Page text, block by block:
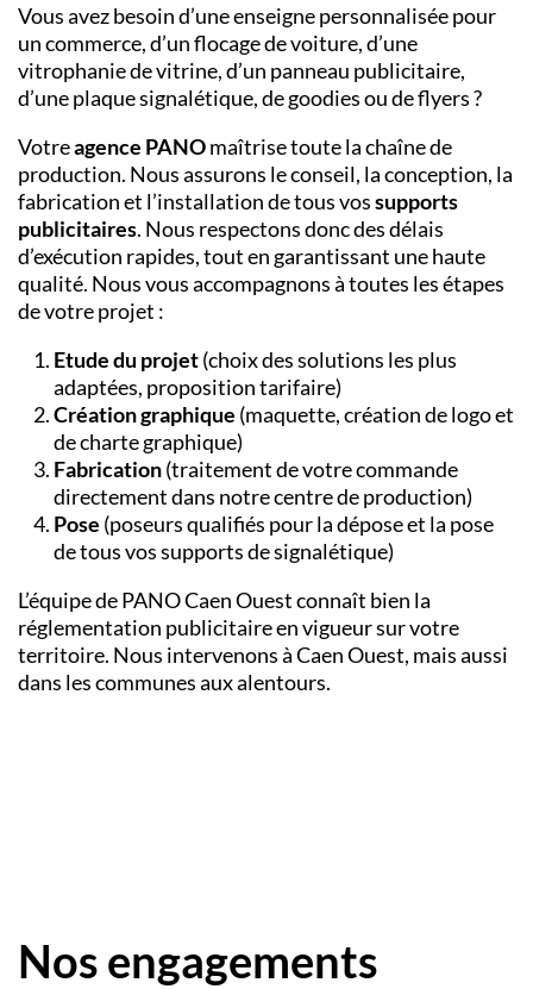
Vous avez besoin d’uneenseigne personnaliséepour
un commerce, d’unflocage de voiture, d’une
vitrophanie de vitrine, d’un panneau publicitaire,
d’uneplaque signalétique, degoodiesou deflyers?
Votreagence PANOmaîtrise toute la chaîne de
production. Nous assurons le conseil, la conception, la
fabrication et l’installation de tous vossupports
publicitaires. Nous respectons donc des délais
d’exécution rapides, tout en garantissant une haute
qualité. Nous vous accompagnons à toutes les étapes
de votre projet :
Etude du projet(choix des solutions les plus
adaptées, proposition tarifaire)
Création graphique (maquette, création de logo et
de charte graphique)
Fabrication(traitement de votre commande
directement dans notre centre de production)
Pose (poseurs qualifiés pour la dépose et la pose
de tous vos supports de signalétique)
L’équipe de PANOCaen Ouest connaît bien la
réglementation publicitaire en vigueur sur votre
territoire. Nous intervenons à Caen Ouest, mais aussi
dans les communes aux alentours.
Nos engagements